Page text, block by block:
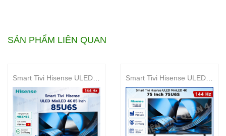
Thông tin sản phẩm Tai
nghe Bluetooth True
SẢN PHẨM LIÊN QUAN